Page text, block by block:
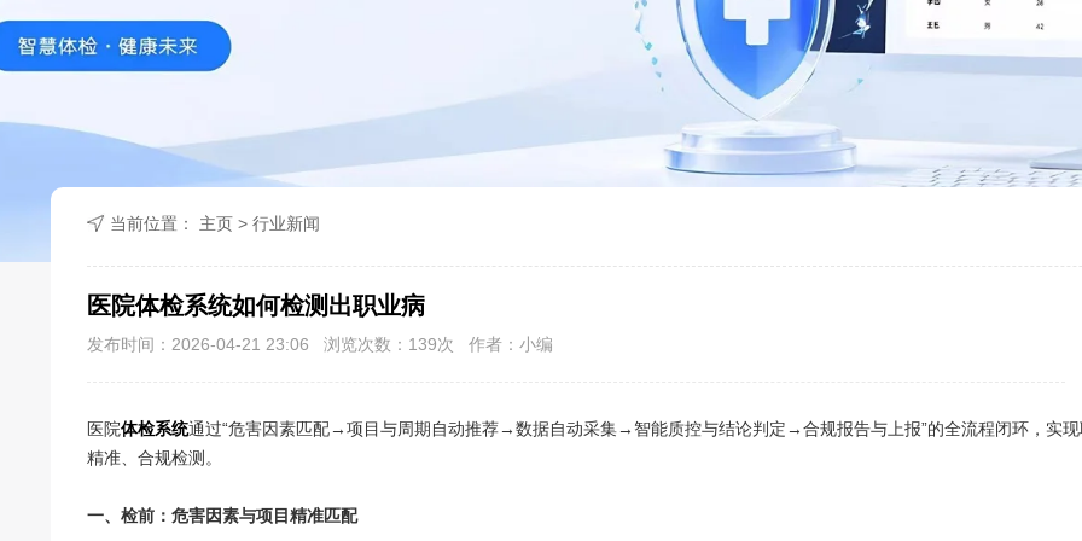
当前位置： 主页 > 行业新闻
医院体检系统如何检测出职业病
发布时间：2026-04-21 23:06 浏览次数： 139次 作者：小编
医院体检系统通过“危害因素匹配→项目与周期自动推荐→数据自动采集→智能质控与结论判定→合规报告与上报”的全流程闭环，实
精准、合规检测。
一、检前：危害因素与项目精准匹配